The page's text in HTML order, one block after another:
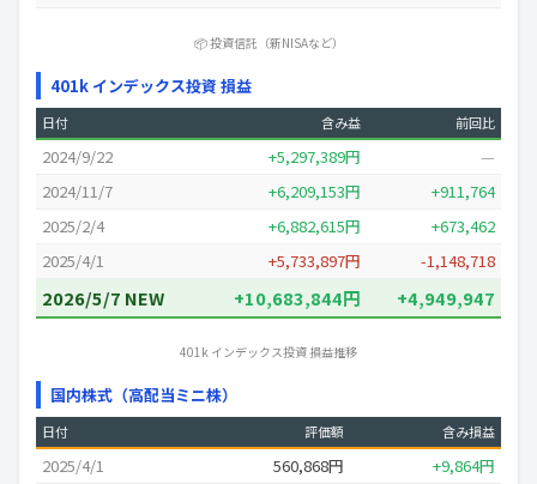
📦 投資信託（新NISAなど）
401k インデックス投資 損益
日付 含み益 前回比
2024/9/22 +5,297,389円
—
2024/11/7
+6,209,153円
+911,764
2025/2/4
+6,882,615円
+673,462
2025/4/1
+5,733,897円 -1,148,718
2026/5/7 NEW +10,683,844円 +4,949,947
401k インデックス投資 損益推移
国内株式（高配当ミニ株）
日付 評価額 含み損益
2025/4/1 560,868円 +9,864円